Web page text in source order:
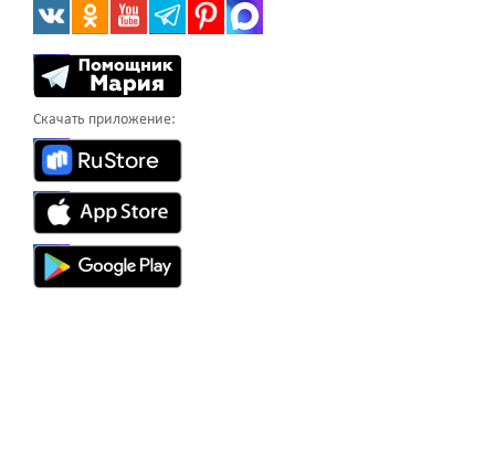
Скачать приложение: